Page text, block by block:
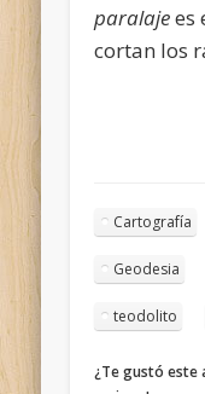
paralajees
cortan los
Cartografía
Geodesia
teodolito
¿Te gustó este